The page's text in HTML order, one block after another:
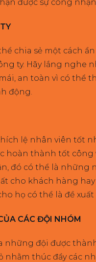
được sự công
chia sẻ một cách
ty. Hãy lắng nghe
an toàn vì có thể
động.
lệ nhân viên tốt
hoàn thành tốt công
đó có thể là
khách hàng
họ có thể là đề
CÁC ĐỘI NHÓM
những đội được
thúc đẩy các